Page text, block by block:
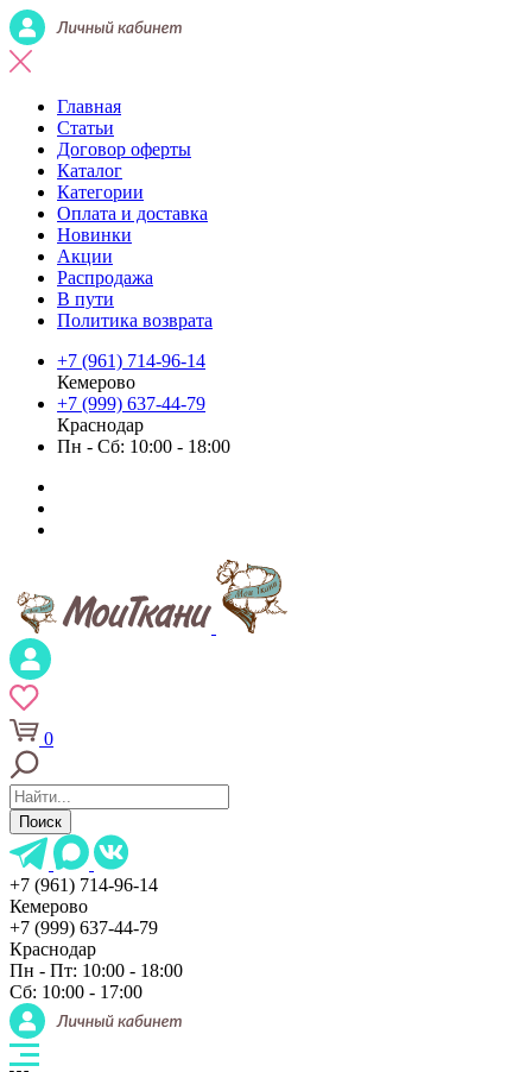
Главная
Статьи
Договор оферты
Каталог
Категории
Оплата и доставка
Новинки
Акции
Распродажа
В пути
Политика возврата
+7 (961) 714-96-14
Кемерово
+7 (999) 637-44-79
Краснодар
Пн - Сб: 10:00 - 18:00
0
Поиск
+7 (961) 714-96-14
Кемерово
+7 (999) 637-44-79
Краснодар
Пн - Пт: 10:00 - 18:00
Сб: 10:00 - 17:00